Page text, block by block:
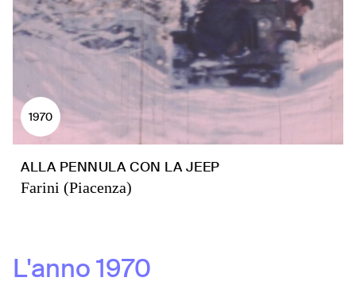
1970
ALLA PENNULA CON LA JEEP
Farini (Piacenza)
L'anno1970